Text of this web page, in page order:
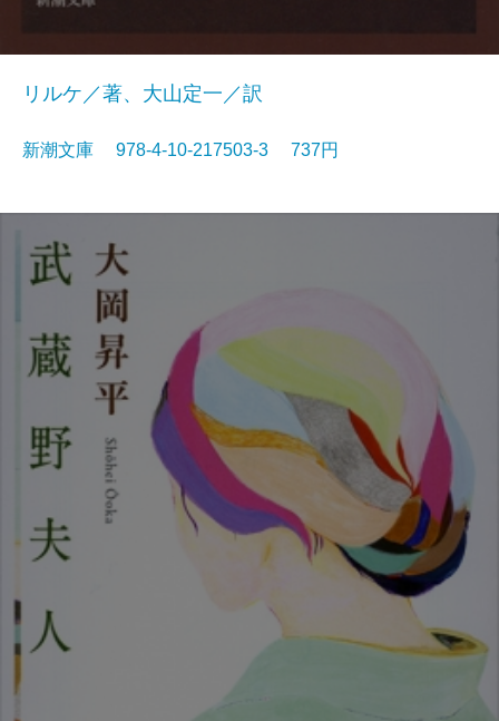
リルケ／著、大山定一／訳
新潮文庫 978-4-10-217503-3 737円